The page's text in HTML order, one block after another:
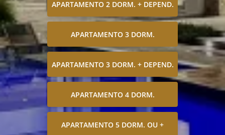
APARTAMENTO 2 DORM. + DEPEND.
APARTAMENTO 3 DORM.
APARTAMENTO 3 DORM. + DEPEND.
APARTAMENTO 4 DORM.
APARTAMENTO 5 DORM. OU +